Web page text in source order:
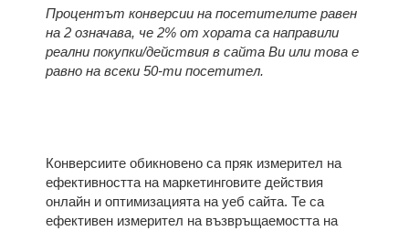
Процентът конверсии на посетителите равен
на 2 означава, че 2% от хората са направили
реални покупки/действия в сайта Ви или това е
равно на всеки 50-ти посетител.
Конверсиите обикновено са пряк измерител на
ефективността на маркетинговите действия
онлайн и оптимизацията на уеб сайта. Те са
ефективен измерител на възвръщаемостта на